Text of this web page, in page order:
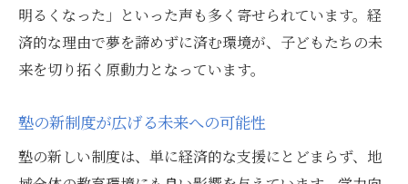
明るくなった」といった声も多く寄せられています。経
済的な理由で夢を諦めずに済む環境が、子どもたちの未
来を切り拓く原動力となっています。
塾の新制度が広げる未来への可能性
塾の新しい制度は、単に経済的な支援にとどまらず、地